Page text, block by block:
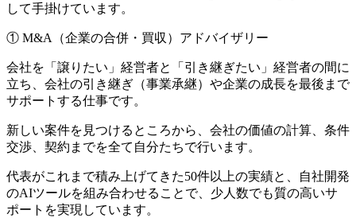
して手掛けています。
① M&A（企業の合併・買収）アドバイザリー
会社を「譲りたい」経営者と「引き継ぎたい」経営者の間に
立ち、会社の引き継ぎ（事業承継）や企業の成長を最後まで
サポートする仕事です。
新しい案件を見つけるところから、会社の価値の計算、条件
交渉、契約までを全て自分たちで行います。
代表がこれまで積み上げてきた50件以上の実績と、自社開発
のAIツールを組み合わせることで、少人数でも質の高いサ
ポートを実現しています。